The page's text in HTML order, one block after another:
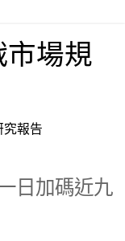
市場規
究報告
日加碼近九